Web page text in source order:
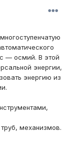
— осмий. В этой
энергии,
энергию из
механизмов.